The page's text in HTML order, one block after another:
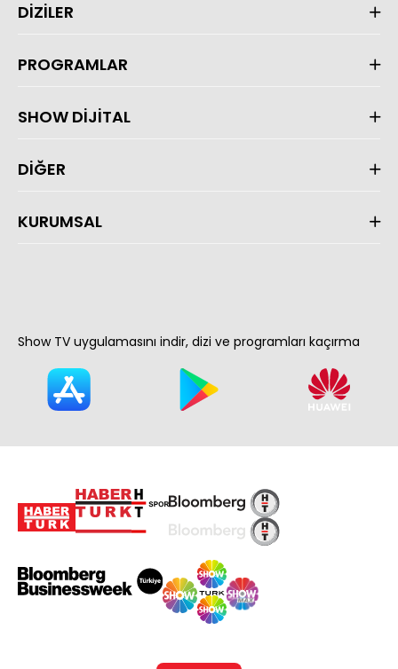
DİZİLER
PROGRAMLAR
SHOW DİJİTAL
DİĞER
KURUMSAL
Show TV uygulamasını indir, dizi ve programları kaçırma